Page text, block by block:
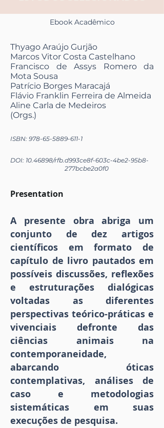
Ebook Acadêmico
Thyago Araújo Gurjão
Marcos Vitor Costa Castelhano
Francisco de Assys Romero da
Mota Sousa
Patrício Borges Maracajá
Flávio Franklin Ferreira de Almeida
Aline Carla de Medeiros
(Orgs.)
ISBN: 978-65-5889-611-1
DOI: 10.46898/rfb.d993ce8f-603c-4be2-95b8-
277bcbe2a0f0
Presentation
A presente obra abriga um
conjunto de dez artigos
científicos em formato de
capítulo de livro pautados em
possíveis discussões, reflexões
e estruturações dialógicas
voltadas as diferentes
perspectivas teórico-práticas e
vivenciais defronte das
ciências animais na
contemporaneidade,
abarcando óticas
contemplativas, análises de
caso e metodologias
sistemáticas em suas
execuções de pesquisa.